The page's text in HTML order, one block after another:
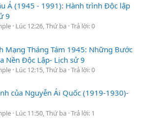
Á (1945 - 1991): Hành trình Độc lập
9
Lúc 12:26, Thứ ba Trả lời: 0
Mạng Tháng Tám 1945: Những Bước
Nền Độc Lập- Lịch sử 9
Lúc 12:15, Thứ ba Trả lời: 0
của Nguyễn Ái Quốc (1919-1930)-
Lúc 11:50, Thứ ba Trả lời: 1